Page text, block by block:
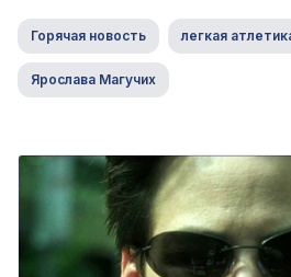
Горячая новость легкая
Ярослава Магучих